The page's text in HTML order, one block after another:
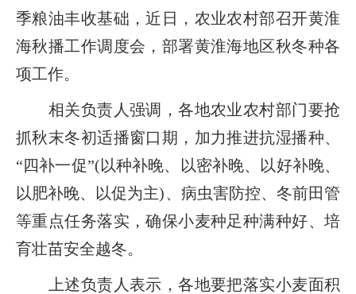
季粮油丰收基础，近日，农业农村部召开黄淮
海秋播工作调度会，部署黄淮海地区秋冬种各
项工作。
相关负责人强调，各地农业农村部门要抢
抓秋末冬初适播窗口期，加力推进抗湿播种、
“四补一促”(以种补晚、以密补晚、以好补晚、
以肥补晚、以促为主)、病虫害防控、冬前田管
等重点任务落实，确保小麦种足种满种好、培
育壮苗安全越冬。
上述负责人表示，各地要把落实小麦面积